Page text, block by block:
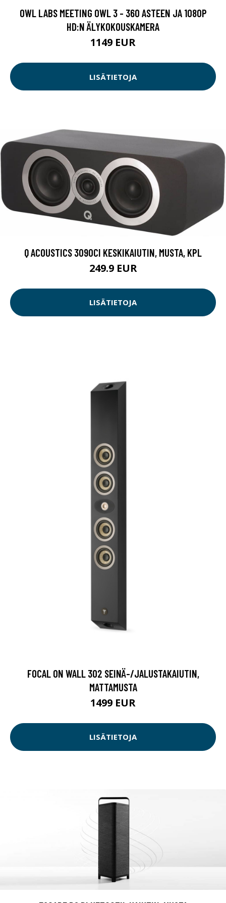
OWL LABS MEETING OWL 3 - 360 ASTEEN JA 1080P
HD:N ÄLYKOKOUSKAMERA
1149 EUR
LISÄTIETOJA
Q ACOUSTICS 3090CI KESKIKAIUTIN, MUSTA, KPL
249.9 EUR
LISÄTIETOJA
FOCAL ON WALL 302 SEINÄ-/JALUSTAKAIUTIN,
MATTAMUSTA
1499 EUR
LISÄTIETOJA